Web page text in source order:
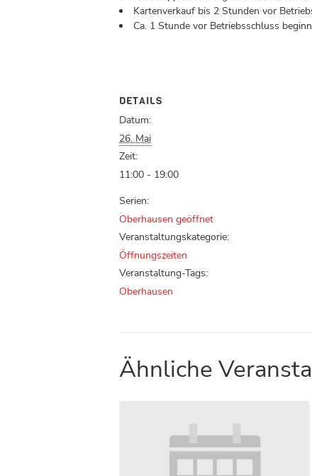
Kartenverkauf bis 2 Stunden vor
Ca. 1 Stunde vor Betriebsschluss
DETAILS
Datum:
26. Mai
Zeit:
11:00 - 19:00
Serien:
Oberhausen geöffnet
Veranstaltungskategorie:
Öffnungszeiten
Veranstaltung-Tags:
Oberhausen
Ähnliche